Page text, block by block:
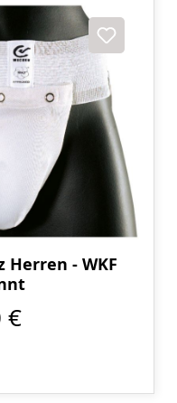
Herren - WKF
€